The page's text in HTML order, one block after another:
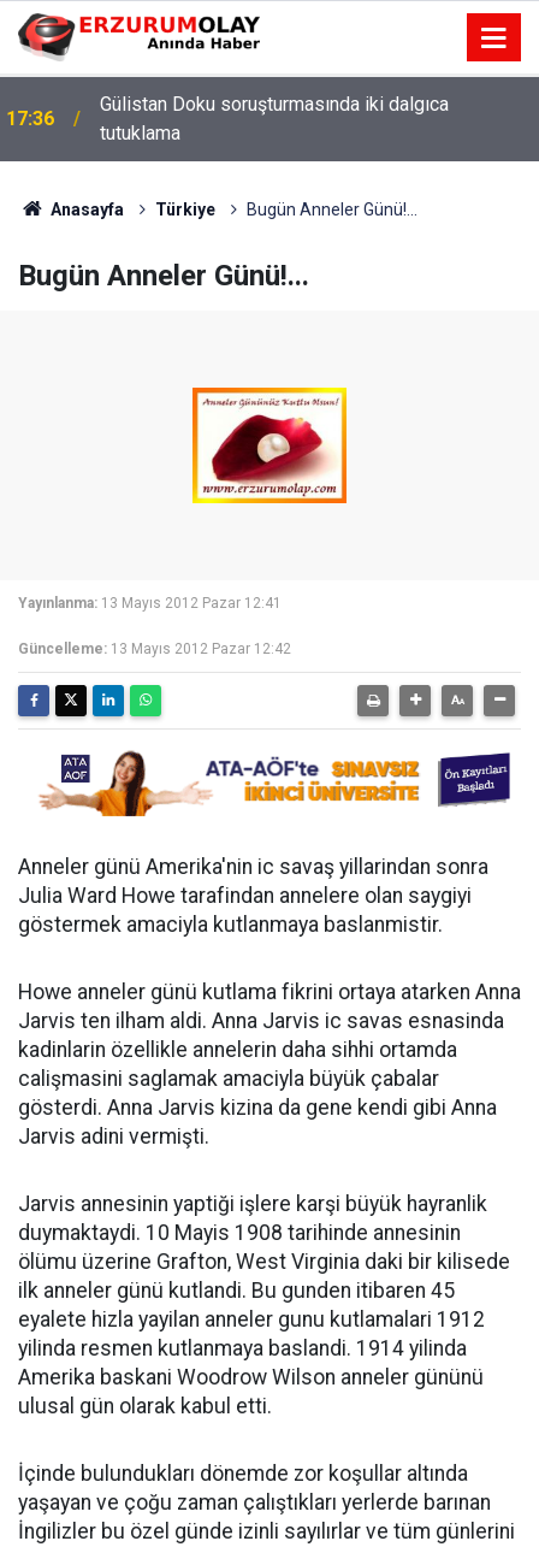
17:36
Gülistan Doku soruşturmasında iki dalgıca
tutuklama
Anasayfa Türkiye Bugün Anneler Günü!...
Bugün Anneler Günü!...
Yayınlanma: 13 Mayıs 2012 Pazar 12:41
Güncelleme: 13 Mayıs 2012 Pazar 12:42
Anneler günü Amerika'nin ic savaş yillarindan sonra
Julia Ward Howe tarafindan annelere olan saygiyi
göstermek amaciyla kutlanmaya baslanmistir.
Howe anneler günü kutlama fikrini ortaya atarken Anna
Jarvis ten ilham aldi. Anna Jarvis ic savas esnasinda
kadinlarin özellikle annelerin daha sihhi ortamda
calişmasini saglamak amaciyla büyük çabalar
gösterdi. Anna Jarvis kizina da gene kendi gibi Anna
Jarvis adini vermişti.
Jarvis annesinin yaptiği işlere karşi büyük hayranlik
duymaktaydi. 10 Mayis 1908 tarihinde annesinin
ölümu üzerine Grafton, West Virginia daki bir kilisede
ilk anneler günü kutlandi. Bu gunden itibaren 45
eyalete hizla yayilan anneler gunu kutlamalari 1912
yilinda resmen kutlanmaya baslandi. 1914 yilinda
Amerika baskani Woodrow Wilson anneler gününü
ulusal gün olarak kabul etti.
İçinde bulundukları dönemde zor koşullar altında
yaşayan ve çoğu zaman çalıştıkları yerlerde barınan
İngilizler bu özel günde izinli sayılırlar ve tüm günlerini